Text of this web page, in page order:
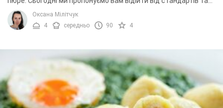
приготувати незвичайні кнедлі ...
Оксана Мілітчук
4
середньо 90 4